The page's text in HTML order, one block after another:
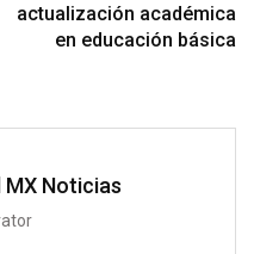
actualización académica
en educación básica
MX Noticias